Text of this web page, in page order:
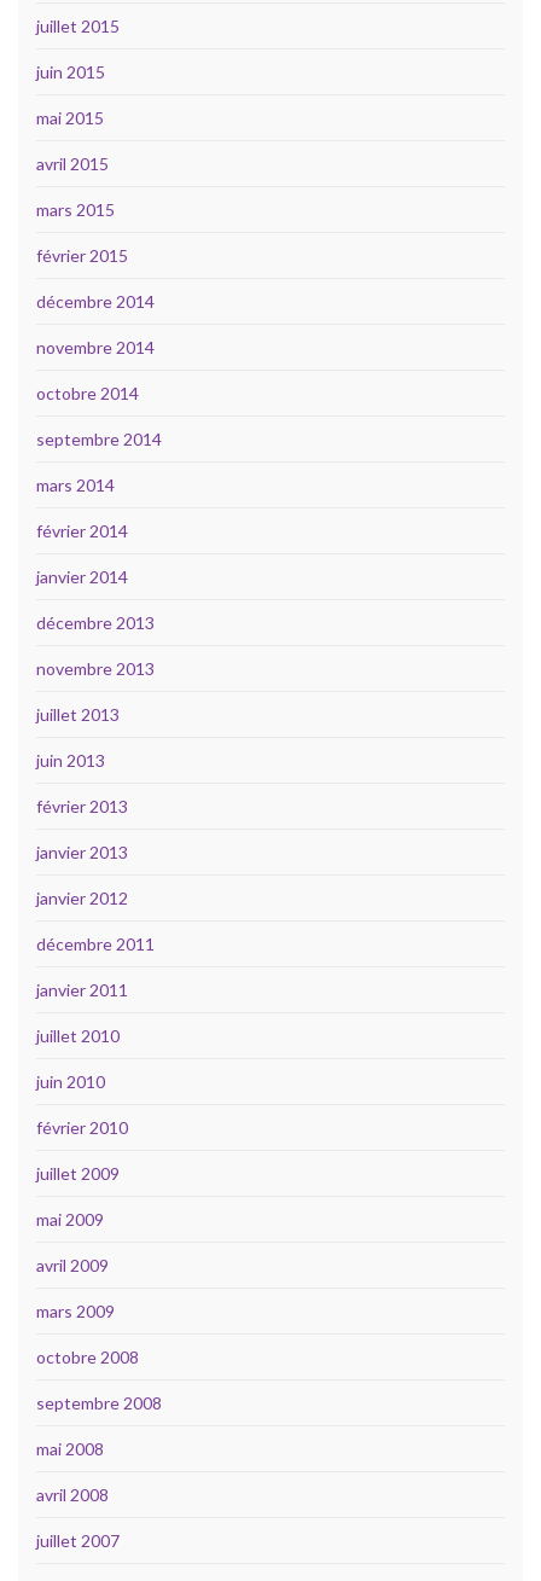
juillet 2015
juin 2015
mai 2015
avril 2015
mars 2015
février 2015
décembre 2014
novembre 2014
octobre 2014
septembre 2014
mars 2014
février 2014
janvier 2014
décembre 2013
novembre 2013
juillet 2013
juin 2013
février 2013
janvier 2013
janvier 2012
décembre 2011
janvier 2011
juillet 2010
juin 2010
février 2010
juillet 2009
mai 2009
avril 2009
mars 2009
octobre 2008
septembre 2008
mai 2008
avril 2008
juillet 2007